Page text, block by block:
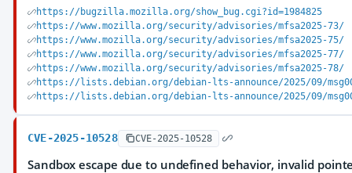
https://bugzilla.mozilla.org/show_bug.cgi?id=1984825
https://www.mozilla.org/security/advisories/mfsa2025-73/
https://www.mozilla.org/security/advisories/mfsa2025-75/
https://www.mozilla.org/security/advisories/mfsa2025-77/
https://www.mozilla.org/security/advisories/mfsa2025-78/
https://lists.debian.org/debian-lts-announce/2025/09/
https://lists.debian.org/debian-lts-announce/2025/09/
CVE-2025-10528 CVE-2025-10528
Sandbox escape due to undefined behavior, invalid